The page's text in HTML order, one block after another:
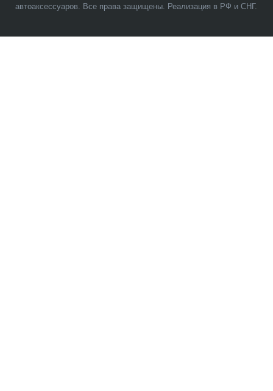
автоаксессуаров. Все права защищены. Реализация в РФ и СНГ.